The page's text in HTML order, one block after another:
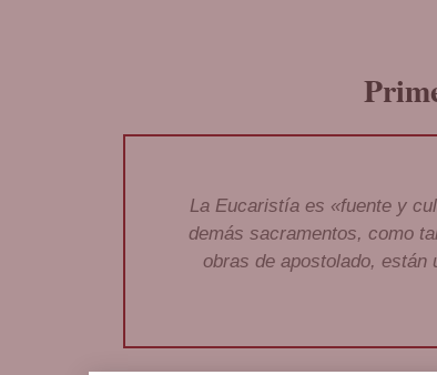
La Eucaristía es «fuente y
demás sacramentos, como
obras de apostolado,